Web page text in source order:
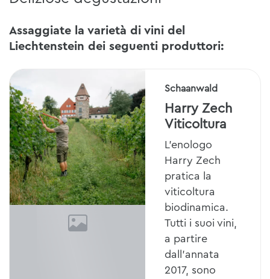
Assaggiate la varietà di vini del
Liechtenstein dei seguenti produttori:
Schaanwald
Harry Zech
Viticoltura
L'enologo
Harry Zech
pratica la
viticoltura
biodinamica.
Tutti i suoi vini,
a partire
dall'annata
2017, sono